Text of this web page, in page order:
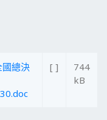
[ ]
744
kB